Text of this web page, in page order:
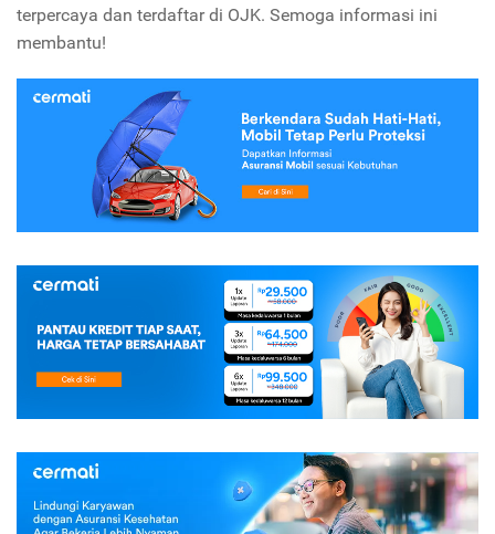
terpercaya dan terdaftar di OJK. Semoga informasi ini
membantu!